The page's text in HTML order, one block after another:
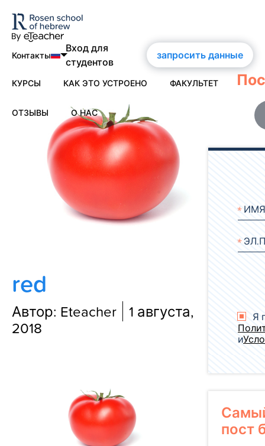
Контакты
Вход для
студентов
запросить данные
КУРСЫ
Современный иврит
КАК ЭТО УСТРОЕНО ФАКУЛЬТЕТ
ОТЗЫВЫ О НАС
О нас
О школе им. Розена
Сертификаты
red
Автор: Eteacher
1 августа,
2018
Я
и
пост